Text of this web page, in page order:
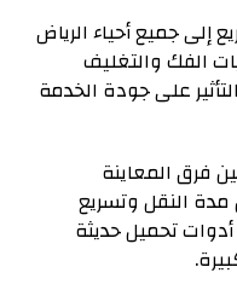
إلى جميع أحياء الرياض
الفك والتغليف
على جودة الخدمة
فرق المعاينة
مدة النقل وتسريع
تحميل حديثة